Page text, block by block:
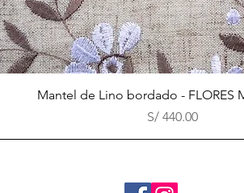
Vista rápida
Mantel de Lino bordado - FLORES
Precio
S/ 440.00